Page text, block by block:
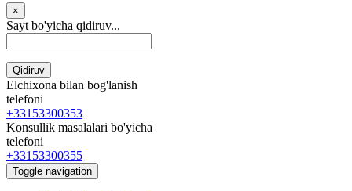
×
Sayt bo'yicha qidiruv...
Qidiruv
Elchixona bilan bog'lanish
telefoni
+33153300353
Konsullik masalalari bo'yicha
telefoni
+33153300355
Toggle navigation